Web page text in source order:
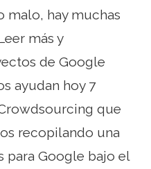
malo, hay muchas
más y
de Google
ayudan hoy 7
que
recopilando una
para Google bajo el